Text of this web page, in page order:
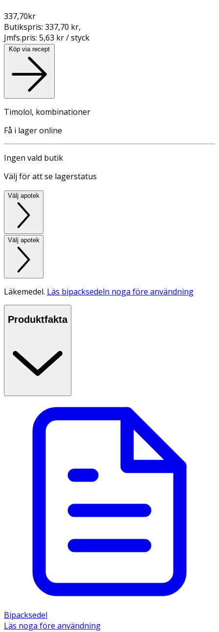
337,70kr
Butikspris: 337,70 kr,
Jmfs.pris: 5,63 kr / styck
Köp via recept
Timolol, kombinationer
Få i lager online
Ingen vald butik
Välj för att se lagerstatus
Välj apotek
Välj apotek
Läkemedel. Läs bipacksedeln noga före användning
Produktfakta
Bipacksedel
Läs noga före användning